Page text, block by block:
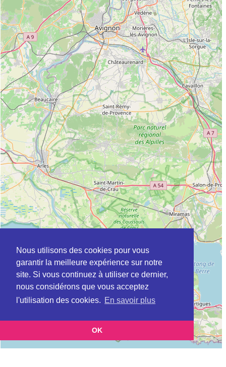
Nous utilisons des cookies pour vous
garantir la meilleure expérience sur notre
site. Si vous continuez à utiliser ce dernier,
nous considérons que vous acceptez
l'utilisation des cookies. En savoir plus
OK